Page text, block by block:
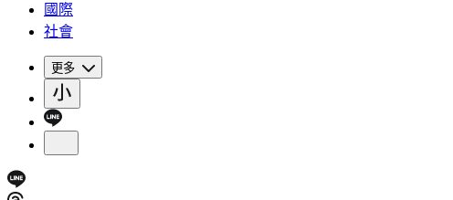
國際
社會
更多